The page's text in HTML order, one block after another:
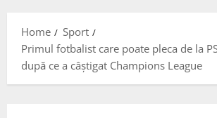
Home
Sport
Primul fotbalist care poate pleca de la
după ce a câștigat Champions League